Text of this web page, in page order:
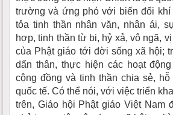
trường và ứng phó với biến đổi khí
tỏa tinh thần nhân văn, nhân ái,
hợp, tinh thần từ bi, hỷ xả, vô ngã,
của Phật giáo tới đời sống xã hội;
dấn thân, thực hiện các hoạt
cộng đồng và tinh thần chia sẻ,
quốc tế. Có thể nói, với việc triển
trên, Giáo hội Phật giáo Việt Nam